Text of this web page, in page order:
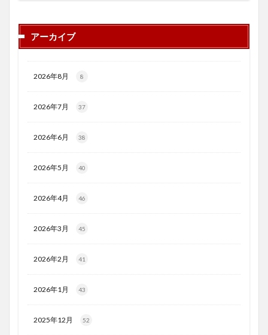
アーカイブ
2026年8月 8
2026年7月 37
2026年6月 38
2026年5月 40
2026年4月 46
2026年3月 45
2026年2月 41
2026年1月 43
2025年12月 52